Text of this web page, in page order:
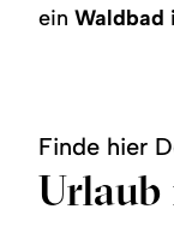
einWaldbad
Finde hier